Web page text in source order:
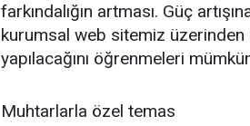
farkındalığın artması. Güç
kurumsal web sitemiz üzerinden
yapılacağını öğrenmeleri
Muhtarlarla özel temas